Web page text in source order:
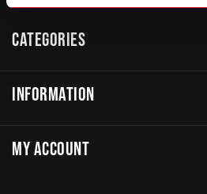
CATEGORIES
INFORMATION
MY ACCOUNT